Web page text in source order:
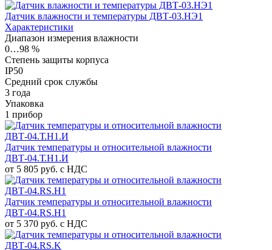
Датчик влажности и температуры ДВТ-03.НЭ1
Характеристики
Диапазон измерения влажности
0…98 %
Степень защиты корпуса
IP50
Средний срок службы
3 года
Упаковка
1 прибор
Датчик температуры и относительной влажности
ДВТ-04.Т.Н1.И
от 5 805 руб. с НДС
Датчик температуры и относительной влажности
ДВТ-04.RS.Н1
от 5 370 руб. с НДС